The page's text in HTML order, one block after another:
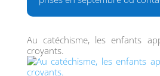
Au catéchisme, les enfants
croyants.